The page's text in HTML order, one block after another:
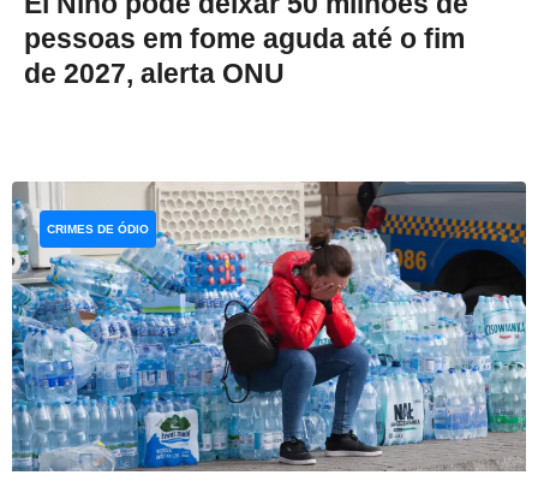
pessoas em fome aguda até o fim
de 2027, alerta ONU
CRIMES DE ÓDIO